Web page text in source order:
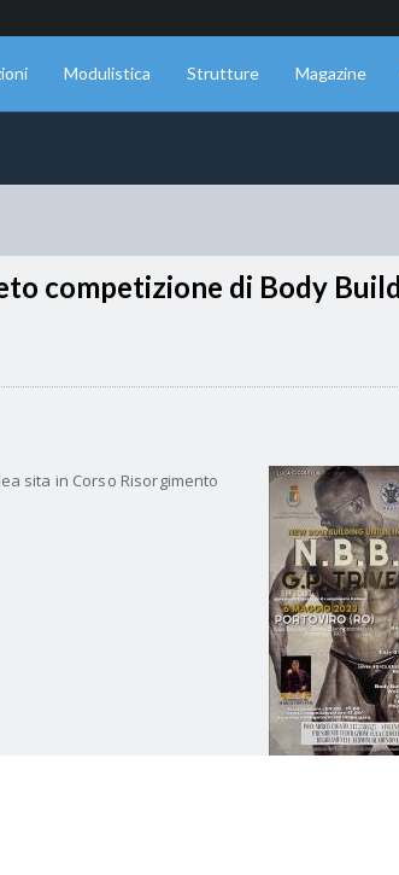
Modulistica Strutture Magazine
competizione di Body
sita in Corso Risorgimento